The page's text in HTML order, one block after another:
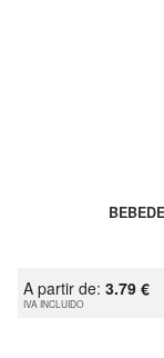
A partir de: 3.79 €
IVA INCLUIDO